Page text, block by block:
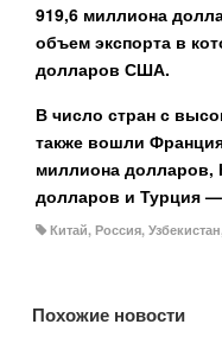
919,6 миллиона
объем экспорта в
долларов США.
В число стран с
также вошли
миллиона долларов,
долларов и Турция
Китай, Россия, Узбекистан
Похожие новости